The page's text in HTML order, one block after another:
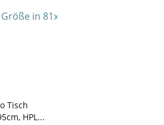
Tisch
HPL...